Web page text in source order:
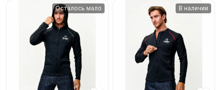
Осталось мало В наличии